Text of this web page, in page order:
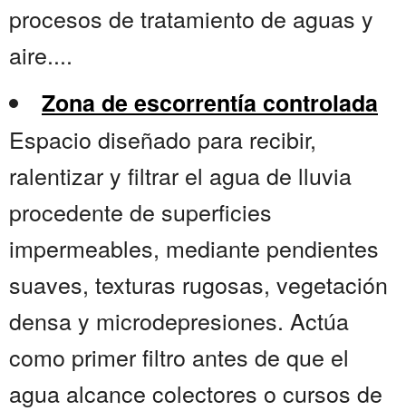
procesos de tratamiento de aguas y
aire....
Zona de escorrentía controlada
Espacio diseñado para recibir,
ralentizar y filtrar el agua de lluvia
procedente de superficies
impermeables, mediante pendientes
suaves, texturas rugosas, vegetación
densa y microdepresiones. Actúa
como primer filtro antes de que el
agua alcance colectores o cursos de